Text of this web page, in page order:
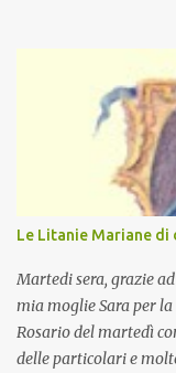
Le Litanie Mariane di
Martedi sera, grazie
mia moglie Sara per
Rosario del martedì
delle particolari e